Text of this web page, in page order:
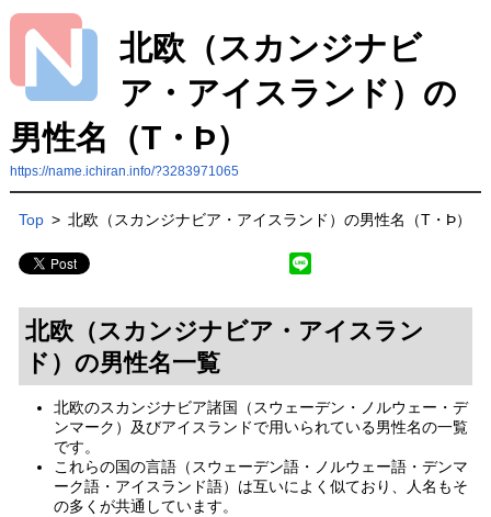
北欧（スカンジナビ
ア・アイスランド）の
男性名（T・Þ）
https://name.ichiran.info/?3283971065
Top > 北欧（スカンジナビア・アイスランド）の男性名（T・Þ）
北欧（スカンジナビア・アイスラン
ド）の男性名一覧
北欧のスカンジナビア諸国（スウェーデン・ノルウェー・デ
ンマーク）及びアイスランドで用いられている男性名の一覧
です。
これらの国の言語（スウェーデン語・ノルウェー語・デンマ
ーク語・アイスランド語）は互いによく似ており、人名もそ
の多くが共通しています。